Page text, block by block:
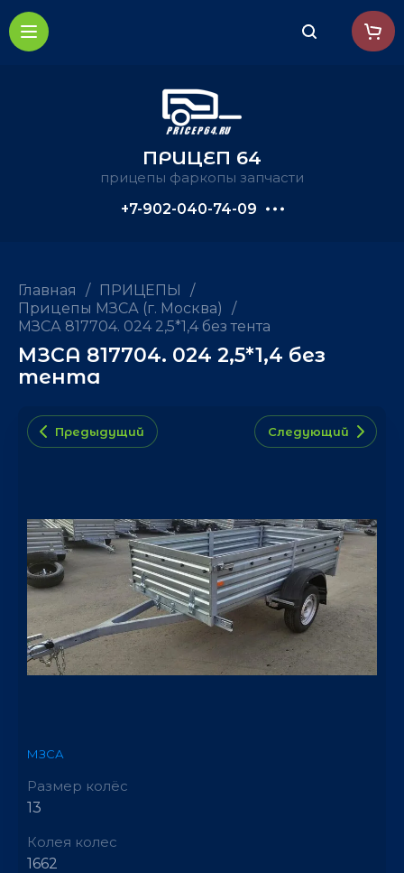
ПРИЦЕП 64
прицепы фаркопы запчасти
+7-902-040-74-09
Главная / ПРИЦЕПЫ
/
Прицепы МЗСА (г. Москва)
/
МЗСА 817704. 024 2,5*1,4 без тента
МЗСА 817704. 024 2,5*1,4 без
тента
Предыдущий Следующий
МЗСА
Размер колёс
13
Колея колес
1662